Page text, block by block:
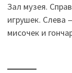
Зал музея.
игрушек. Слева
мисочек и